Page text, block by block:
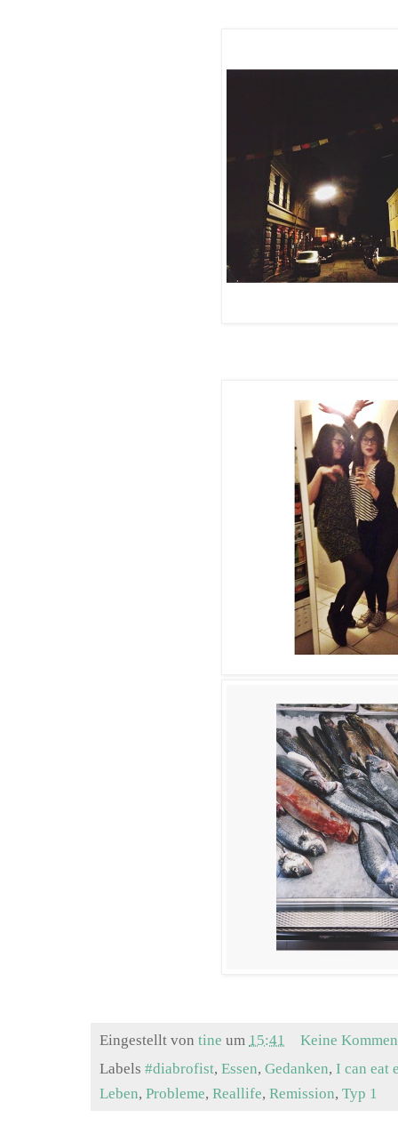
Eingestellt von tine um 15:41
Keine
Labels #diabrofist, Essen, Gedanken, I can eat
Leben, Probleme, Reallife, Remission, Typ 1